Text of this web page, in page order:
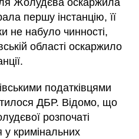
Жолудєва оскаржила
першу інстанцію, її
не набуло чинності,
області оскаржило
податківцями
ДБР. Відомо, що
розпочаті
у кримінальних